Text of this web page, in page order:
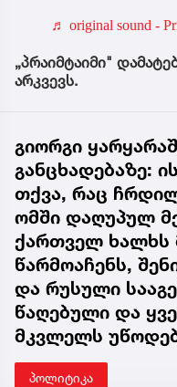
♬ original sound -
„პრაიმტაიმი"
არკვევს.
გიორგი
განცხადებაზე:
თქვა, რაც
ომში დაღუპულ
ქართველ ხალხს
წარმოაჩენს,
და რუსული
წაღებული და
მკვლელს
პოლიტიკა